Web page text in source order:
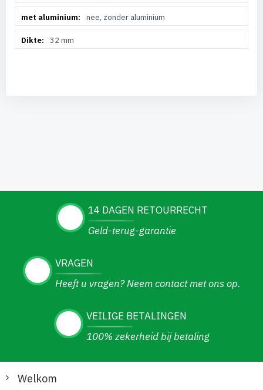
nee, zonder aluminium
32 mm
14 DAGEN RETOURRECHT
Geld-terug-garantie
VRAGEN
Heeft u vragen? Neem contact met ons op.
VEILIGE BETALINGEN
100% zekerheid bij betaling
Welkom